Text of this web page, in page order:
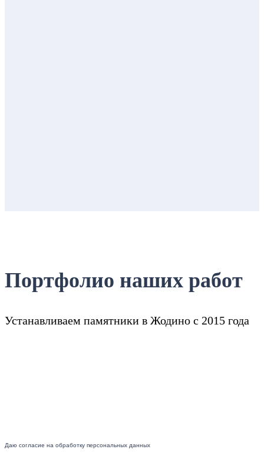
Даю согласие на обработку персональных данных
Портфолио наших работ
Устанавливаем памятники в Жодино с 2015 года